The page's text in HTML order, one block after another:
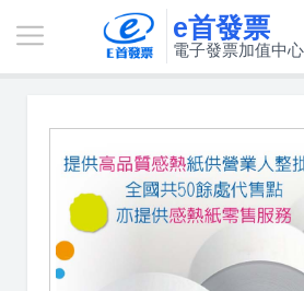
e首發票
電子發票加值中心